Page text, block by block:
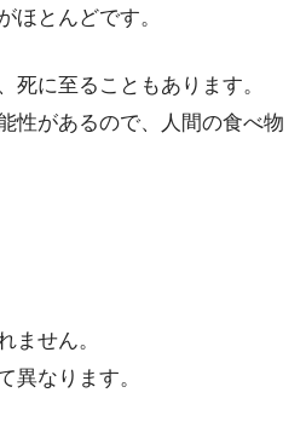
ほとんどです。
に至ることもあります。
性があるので、人間の食べ物
ません。
異なります。